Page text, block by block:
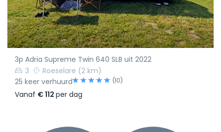
3p Adria Supreme Twin 640 SLB uit 2022
3
Roeselare (2 km)
25 keer verhuurd
(10)
Vanaf € 112 per dag